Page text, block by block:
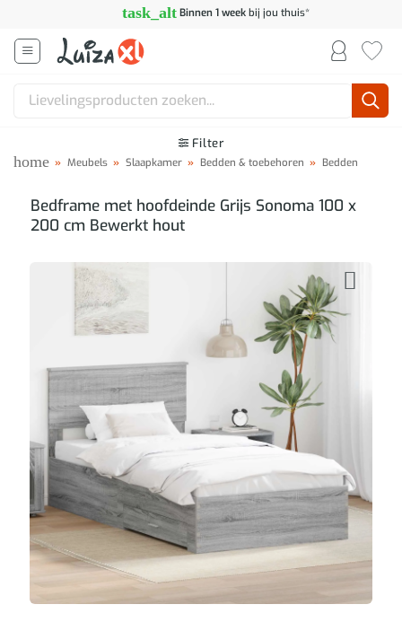
inhoud
task_alt Binnen 1 weekbij jou thuis*
Zoeken
Filter
home » Meubels » Slaapkamer » Bedden & toebehoren » Bedden
Bedframe met hoofdeinde Grijs Sonoma 100 x
200 cm Bewerkt hout